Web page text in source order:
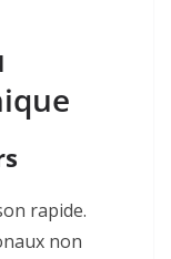
rapide.
non